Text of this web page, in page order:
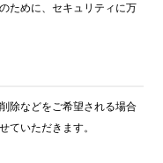
ために、セキュリティに万
除などをご希望される場合
ていただきます。